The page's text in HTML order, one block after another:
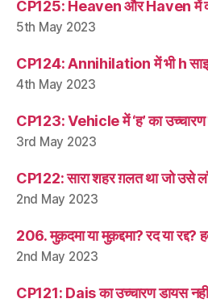
CP125: Heaven और Haven में
5th May 2023
CP124: Annihilation में भी h
4th May 2023
CP123: Vehicle में ‘ह’ का उच्चारण
3rd May 2023
CP122: सारा शहर ग़लत था जो उसे
2nd May 2023
206. मुक़दमा या मुक़द्दमा? रद या रद्द?
2nd May 2023
CP121: Dais का उच्चारण डायस